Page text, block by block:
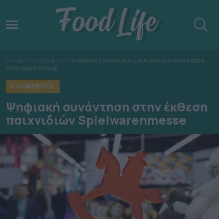
ΑΡΧΙΚΗ / E-COMMERCE / ΨΗΦΙΑΚΗ ΣΥΝΑΝΤΗΣΗ ΣΤΗΝ ΕΚΘΕΣΗ ΠΑΙΧΝΙΔΙΩΝ
SPIELWARENMESSE
E-COMMERCE
Ψηφιακή συνάντηση στην έκθεση
παιχνιδιών Spielwarenmesse